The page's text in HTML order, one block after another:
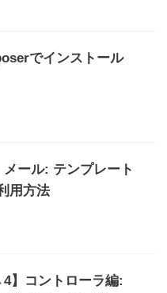
でインストール
メール: テンプレート
用方法
】コントローラ編: